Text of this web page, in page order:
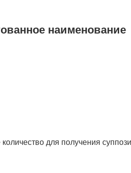
наименование
для получения